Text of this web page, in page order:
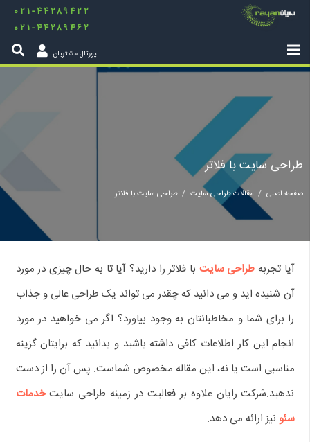
۰۲۱-۴۴۲۸۹۴۲۲
۰۲۱-۴۴۲۸۹۴۶۲
پورتال مشتریان
طراحی سایت با فلاتر
صفحه اصلی / مقالات طراحی سایت / طراحی سایت با فلاتر
آیا تجربه طراحی سایت با فلاتر را دارید؟ آیا تا به حال چیزی در مورد
آن شنیده‌ اید و می‌ دانید که چقدر می‌ تواند یک طراحی عالی و جذاب
را برای شما و مخاطبانتان به وجود بیاورد؟ اگر می‌ خواهید در مورد
انجام این کار اطلاعات کافی داشته باشید و بدانید که برایتان گزینه
مناسبی است یا نه، این مقاله مخصوص شماست. پس آن را از دست
ندهید.شرکت رایان علاوه بر فعالیت در زمینه طراحی سایتخدمات
سئو نیز ارائه می دهد.